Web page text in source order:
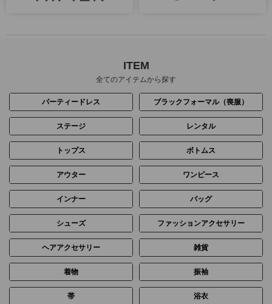
ITEM
全てのアイテムから探す
パーティードレス ブラックフォーマル（喪服）
ステージ レンタル
トップス ボトムス
アウター ワンピース
インナー バッグ
シューズ ファッションアクセサリー
ヘアアクセサリー 雑貨
着物 振袖
帯 浴衣